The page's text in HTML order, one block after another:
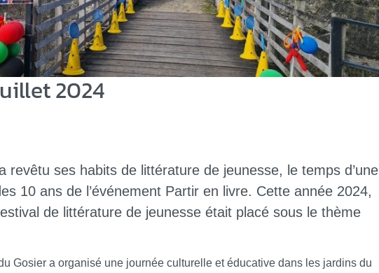
2024
revêtu ses habits de littérature de jeunesse, le temps d’une
10 ans de l’événement Partir en livre. Cette année 2024,
de littérature de jeunesse était placé sous le thème
Gosier a organisé une journée culturelle et éducative dans les jardins du